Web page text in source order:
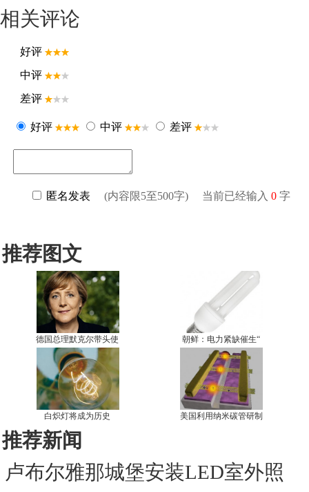
相关评论
推荐图文
德国总理默克尔带头使 朝鲜：电力紧缺催生“
白炽灯将成为历史 美国利用纳米碳管研制
推荐新闻
卢布尔雅那城堡安装LED室外照